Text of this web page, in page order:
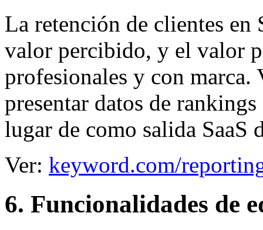
La retención de clientes en
valor percibido, y el valor
profesionales y con marca.
presentar datos de
lugar de como salida SaaS
Ver: keyword.com/
6. Funcionalidades de